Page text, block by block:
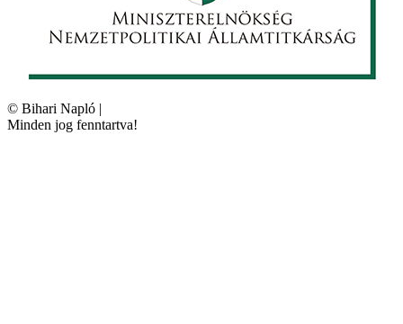
© Bihari Napló |
Minden jog fenntartva!